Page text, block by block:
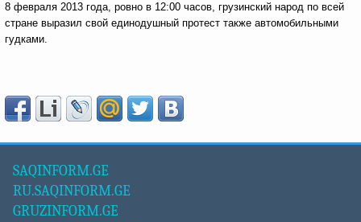
8 февраля 2013 года, ровно в 12:00 часов, грузинский народ по всей
стране выразил свой единодушный протест также автомобильными
гудками.
SAQINFORM.GE
RU.SAQINFORM.GE
GRUZINFORM.GE